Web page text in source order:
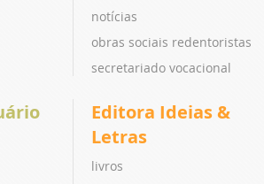
notícias
obras sociais redentoristas
secretariado vocacional
Editora Ideias &
Letras
livros